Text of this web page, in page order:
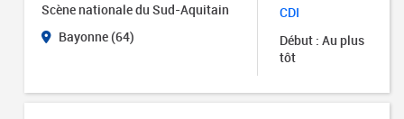
Scène nationale du Sud-Aquitain
Bayonne (64)
CDI
Début : Au plus
tôt